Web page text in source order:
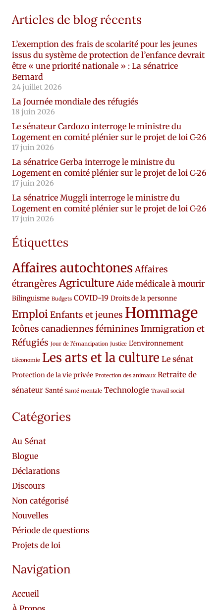
Articles de blog récents
L’exemption des frais de scolarité pour les jeunes
issus du système de protection de l’enfance devrait
être « une priorité nationale » : La sénatrice
Bernard
24 juillet 2026
La Journée mondiale des réfugiés
18 juin 2026
Le sénateur Cardozo interroge le ministre du
Logement en comité plénier sur le projet de loi C-26
17 juin 2026
La sénatrice Gerba interroge le ministre du
Logement en comité plénier sur le projet de loi C-26
17 juin 2026
La sénatrice Muggli interroge le ministre du
Logement en comité plénier sur le projet de loi C-26
17 juin 2026
Étiquettes
Affaires autochtones Affaires
étrangères Agriculture Aide médicale à mourir
Bilinguisme Budgets COVID-19 Droits de la personne
EmploiEnfants et jeunes Hommage
Icônes canadiennes féminines Immigration et
Réfugiés Jour de l'émancipation Justice L'environnement
L'économie Les arts et la culture Le sénat
Protection de la vie privée Protection des animaux Retraite de
sénateur Santé Santé mentale Technologie Travail social
Catégories
Au Sénat
Blogue
Déclarations
Discours
Non catégorisé
Nouvelles
Période de questions
Projets de loi
Navigation
Accueil